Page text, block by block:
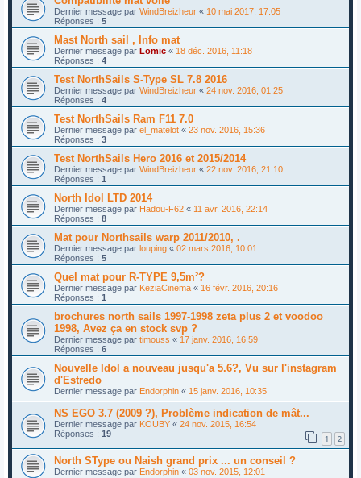
Dernier message par WindBreizheur « 10 mai 2017, 17:05
Réponses : 5
Mast North sail , Info mat
Dernier message par Lomic « 18 déc. 2016, 11:18
Réponses : 4
Test NorthSails S-Type SL 7.8 2016
Dernier message par WindBreizheur « 24 nov. 2016, 01:25
Réponses : 4
Test NorthSails Ram F11 7.0
Dernier message par el_matelot « 23 nov. 2016, 15:36
Réponses : 3
Test NorthSails Hero 2016 et 2015/2014
Dernier message par WindBreizheur « 22 nov. 2016, 21:10
Réponses : 1
North Idol LTD 2014
Dernier message par Hadou-F62 « 11 avr. 2016, 22:14
Réponses : 8
Mat pour Northsails warp 2011/2010, .
Dernier message par louping « 02 mars 2016, 10:01
Réponses : 5
Quel mat pour R-TYPE 9,5m²?
Dernier message par KeziaCinema « 16 févr. 2016, 20:16
Réponses : 1
brochures north sails 1997-1998 zeta plus 2 et voodoo
1998, Avez ça en stock svp ?
Dernier message par timouss « 17 janv. 2016, 16:59
Réponses : 6
Nouvelle Idol a nouveau jusqu'a 5.6?, Vu sur l'instagram
d'Estredo
Dernier message par Endorphin « 15 janv. 2016, 10:35
NS EGO 3.7 (2009 ?), Problème indication de mât...
Dernier message par KOUBY « 24 nov. 2015, 16:54
Réponses : 19 1 2
North SType ou Naish grand prix ... un conseil ?
Dernier message par Endorphin « 03 nov. 2015, 12:01